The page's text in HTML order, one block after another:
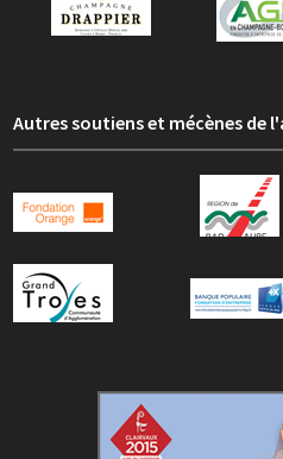
Autres soutiens et mécènes de